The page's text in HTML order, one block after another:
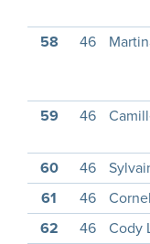
58
46
59
46
60
46
61
46
62
46 Cody